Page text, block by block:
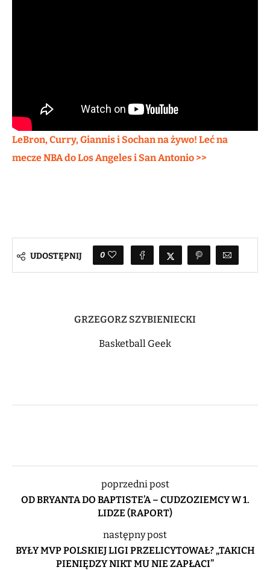
LeBron, Curry, Giannis i Sochan na żywo! Leć na
mecze NBA do Los Angeles i San Antonio >>
UDOSTĘPNIJ 0
GRZEGORZ SZYBIENIECKI
Basketball Geek
poprzedni post
OD BRYANTA DO BAPTISTE’A – CUDZOZIEMCY W 1.
LIDZE (RAPORT)
następny post
BYŁY MVP POLSKIEJ LIGI PRZELICYTOWAŁ? „TAKICH
PIENIĘDZY NIKT MU NIE ZAPŁACI”